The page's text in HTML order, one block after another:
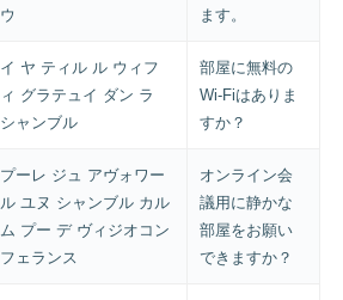
ウ
ます。
イ ヤ ティル ル ウィフ
ィ グラテュイ ダン ラ
シャンブル
部屋に無料の
Wi-Fiはありま
すか？
プーレ ジュ アヴォワー
ル ユヌ シャンブル カル
ム プー デ ヴィジオコン
フェランス
オンライン会
議用に静かな
部屋をお願い
できますか？